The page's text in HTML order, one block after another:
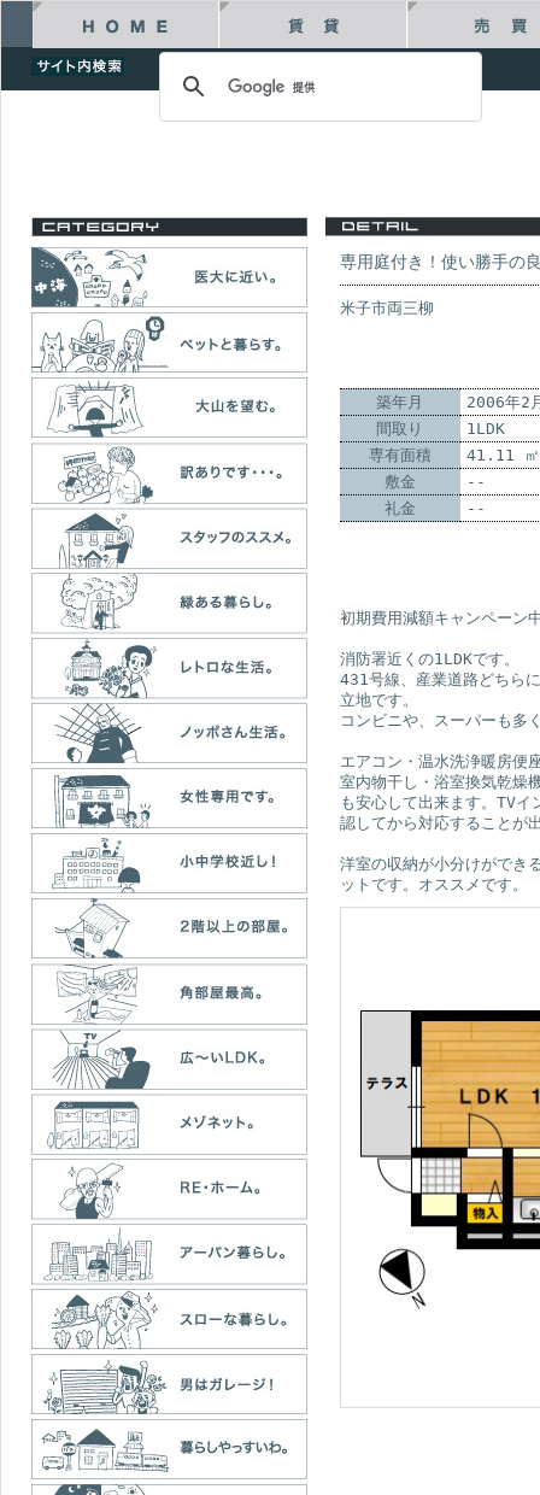
専用庭付き！使い勝手の
米子市両三柳
築年月
2006年2
間取り
1LDK
専有面積
41.11
敷金
--
礼金
--
初期費用減額キャンペーン
消防署近くの1LDKです。
431号線、産業道路どちら
立地です。
コンビニや、スーパーも多
エアコン・温水洗浄暖房便
室内物干し・浴室換気乾燥
も安心して出来ます。TV
認してから対応することが
洋室の収納が小分けができ
ットです。オススメです。